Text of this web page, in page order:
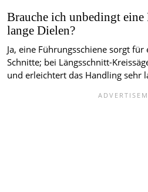
Brauche ich unbedingt
lange Dielen?
Ja, eine Führungsschiene sorgt
Schnitte; bei Längsschnitt-
und erleichtert das Handling sehr